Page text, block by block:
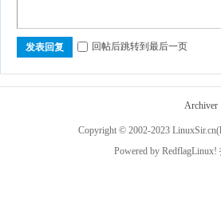
发表回复 回帖后跳转到最后一页
Archiver
Copyright © 2002-2023 LinuxSir.cn
Powered by RedflagLinux!